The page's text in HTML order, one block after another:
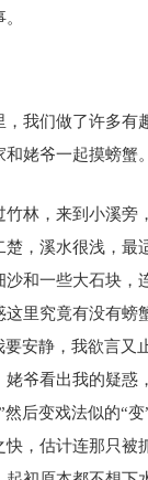
，我们做了许多有
姥爷一起摸螃蟹。
竹林，来到小溪旁
，溪水很浅，最
和一些大石块，
里究竟有没有螃
要安静，我欲言又
爷看出我的疑惑
后变戏法似的“变
快，估计连那只被